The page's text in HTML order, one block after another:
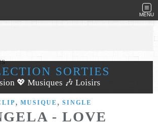
MENU
SORTIES
💖 Musiques 🎶 Loisirs
, MUSIQUE , SINGLE
- LOVE